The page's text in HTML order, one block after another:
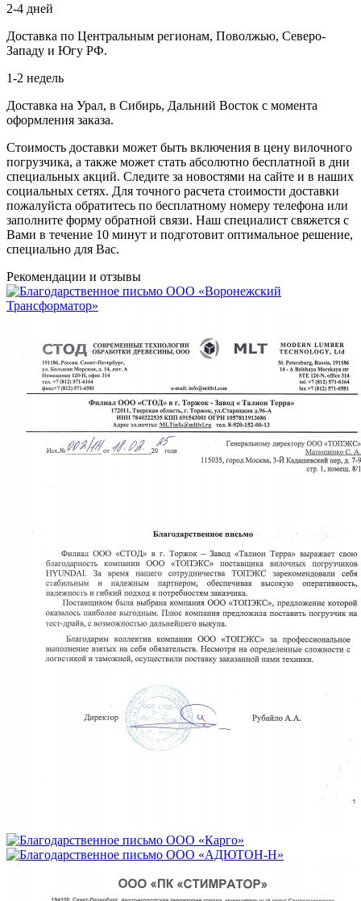
2-4 дней
Доставка по Центральным регионам, Поволжью, Северо-
Западу и Югу РФ.
1-2 недель
Доставка на Урал, в Сибирь, Дальний Восток с момента
оформления заказа.
Стоимость доставки может быть включения в цену вилочного
погрузчика, а также может стать абсолютно бесплатной в дни
специальных акций. Следите за новостями на сайте и в наших
социальных сетях. Для точного расчета стоимости доставки
пожалуйста обратитесь по бесплатному номеру телефона или
заполните форму обратной связи. Наш специалист свяжется с
Вами в течение 10 минут и подготовит оптимальное решение,
специально для Вас.
Рекомендации и отзывы